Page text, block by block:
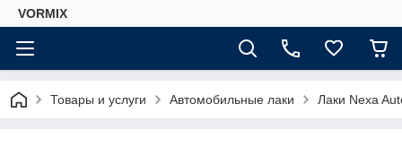
VORMIX
Товары и услуги Автомобильные лаки Лаки Nexa